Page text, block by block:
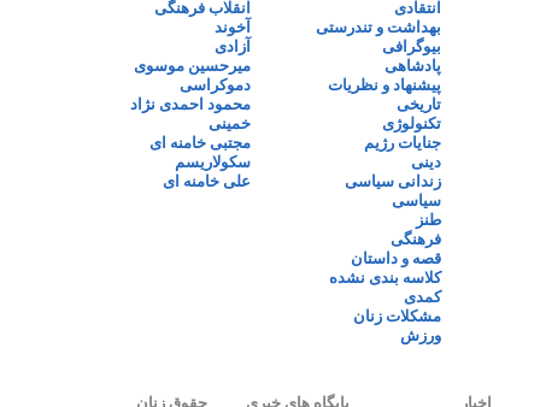
انتقادی
بهداشت و تندرستی
بیوگرافی
پادشاهی
پیشنهاد و نظریات
تاریخی
تکنولوژی
جنایات رژیم
دینی
زندانی سیاسی
سیاسی
طنز
فرهنگی
قصه و داستان
کلاسه بندی نشده
کمدی
مشکلات زنان
ورزش
انقلاب فرهنگی
آخوند
آزادی
میرحسین موسوی
دموکراسی
محمود احمدی نژاد
خمینی
مجتبی خامنه ای
سکولاریسم
علی خامنه ای
اخبار پایگاه های خبری حقوق زنان